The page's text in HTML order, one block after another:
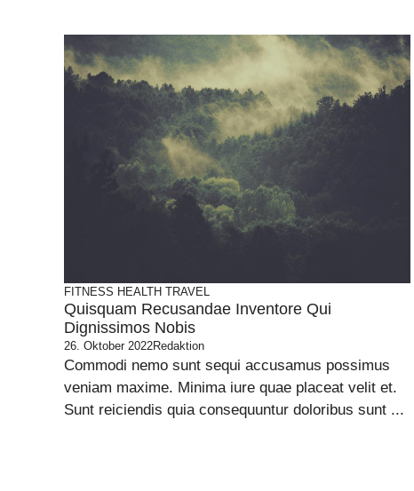
FITNESS HEALTH TRAVEL
Quisquam Recusandae Inventore Qui
Dignissimos Nobis
26. Oktober 2022Redaktion
Commodi nemo sunt sequi accusamus possimus
veniam maxime. Minima iure quae placeat velit et.
Sunt reiciendis quia consequuntur doloribus sunt ...